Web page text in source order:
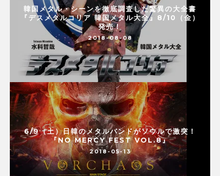
韓国メタル・シーンを徹底調査した驚異の大全書
『デスメタルコリア 韓国メタル大全』8/10（金）
発売！
2018-08-08
6/9（土）日韓のメタルバンドがソウルで激突！
『NO MERCY FEST VOL.8』
2018-05-13